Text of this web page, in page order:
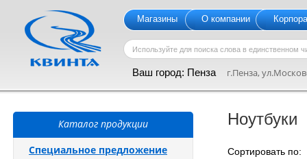
Магазины О компании
Ваш город: Пенза г.Пенза,
Ноутбуки
Сортировать
Каталог продукции
Специальное предложение